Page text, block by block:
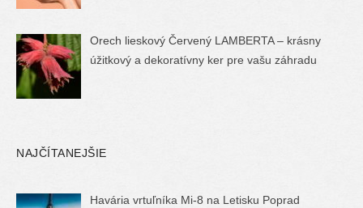
Orech lieskový Červený LAMBERTA – krásny
úžitkový a dekoratívny ker pre vašu záhradu
NAJČÍTANEJŠIE
Havária vrtuľníka Mi-8 na Letisku Poprad